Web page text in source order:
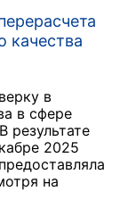
качества
в
в сфере
результате
2025
на